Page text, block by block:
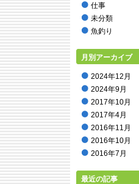
仕事
未分類
魚釣り
月別アーカイブ
2024年12月
2024年9月
2017年10月
2017年4月
2016年11月
2016年10月
2016年7月
2016年2月
最近の記事